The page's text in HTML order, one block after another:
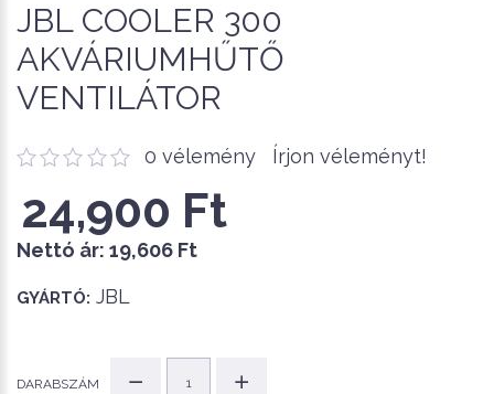
JBL COOLER 300
AKVÁRIUMHŰTŐ
VENTILÁTOR
0 vélemény Írjon véleményt!
24,900 Ft
Nettó ár: 19,606 Ft
GYÁRTÓ: JBL
DARABSZÁM